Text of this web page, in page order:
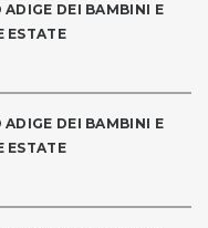
DEI BAMBINI E
ESTATE
DEI BAMBINI E
ESTATE